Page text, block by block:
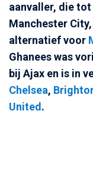
aanvaller, die
Manchester
alternatief voor
Ghanees was
bij Ajax en is in
Chelsea,
United .